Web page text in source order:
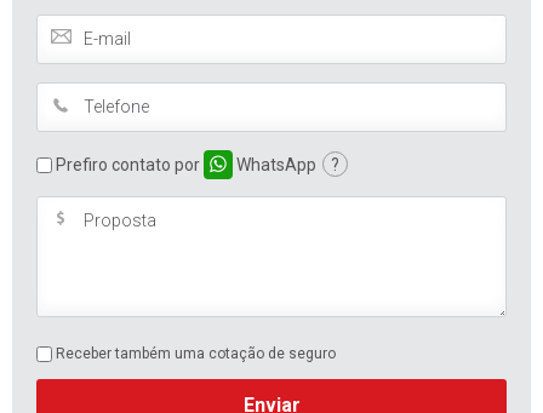
Prefiro contato por WhatsApp ?
Receber também uma cotação de seguro
Enviar